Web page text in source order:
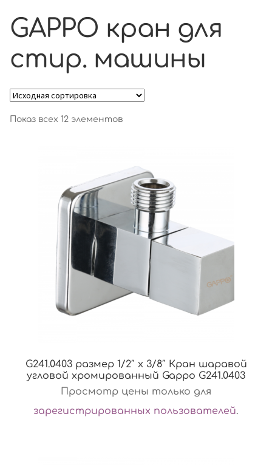
GAPPO кран для
стир. машины
Показ всех 12 элементов
G241.0403 размер 1/2″ х 3/8″ Кран шаравой
угловой хромированный Gappo G241.0403
Просмотр цены только для
зарегистрированных пользователей.